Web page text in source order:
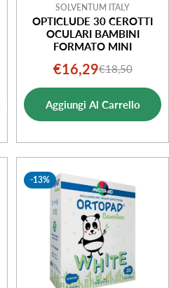
SOLVENTUM ITALY
OPTICLUDE 30 CEROTTI
OCULARI BAMBINI
FORMATO MINI
Prezzo
di
vendita
€16,29Prezzo
normale
€18,50
Aggiungi Al Carrello
-13%